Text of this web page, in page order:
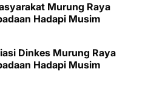
Murung Raya
Hadapi Musim
Dinkes Murung Raya
Hadapi Musim